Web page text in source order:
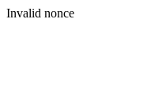
Invalid nonce